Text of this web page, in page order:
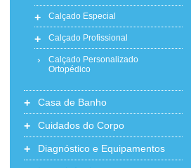
+ Calçado Especial
+ Calçado Profissional
Calçado Personalizado
Ortopédico
+ Casa de Banho
+ Cuidados do Corpo
+ Diagnóstico e Equipamentos